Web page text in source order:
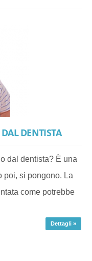
DENTISTA
dal dentista? È una
poi, si pongono. La
come potrebbe
Dettagli »